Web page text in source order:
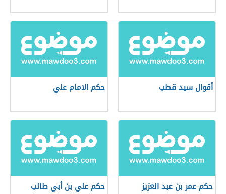
أقوال سيد قطب حكم الامام علي
حكم عمر بن عبد العزيز حكم علي بن أبي طالب